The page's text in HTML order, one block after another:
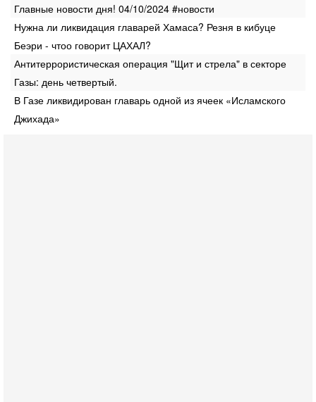
Главные новости дня! 04/10/2024 #новости
Нужна ли ликвидация главарей Хамаса? Резня в кибуце
Беэри - чтоо говорит ЦАХАЛ?
Антитеррористическая операция "Щит и стрела" в секторе
Газы: день четвертый.
В Газе ликвидирован главарь одной из ячеек «Исламского
Джихада»